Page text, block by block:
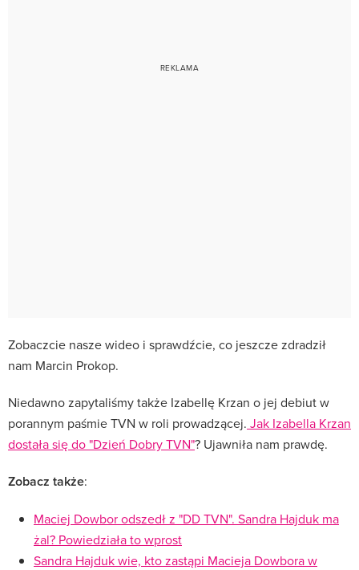
Zobaczcie nasze wideo i sprawdźcie, co jeszcze zdradził
nam Marcin Prokop.
Niedawno zapytaliśmy także Izabellę Krzan o jej debiut w
porannym paśmie TVN w roli prowadzącej. Jak Izabella Krzan
dostała się do "Dzień Dobry TVN"? Ujawniła nam prawdę.
Zobacz także:
Maciej Dowbor odszedł z "DD TVN". Sandra Hajduk ma
żal? Powiedziała to wprost
Sandra Hajduk wie, kto zastąpi Macieja Dowbora w